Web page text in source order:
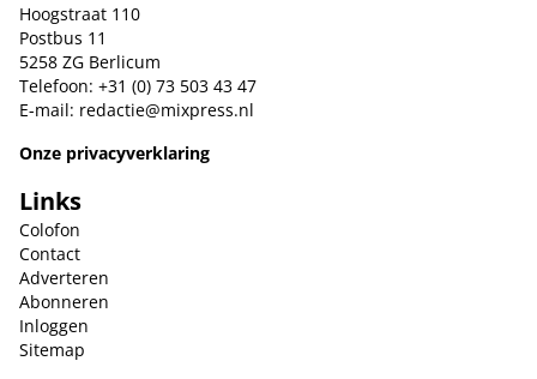
Hoogstraat 110
Postbus 11
5258 ZG Berlicum
Telefoon: +31 (0) 73 503 43 47
E-mail: redactie@mixpress.nl
Onze privacyverklaring
Links
Colofon
Contact
Adverteren
Abonneren
Inloggen
Sitemap